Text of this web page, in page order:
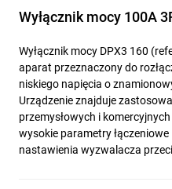
Wyłącznik mocy 100A
Wyłącznik mocy DPX3 160
aparat przeznaczony do
niskiego napięcia o
Urządzenie znajduje
przemysłowych i
wysokie parametry
nastawienia wyzwalacza